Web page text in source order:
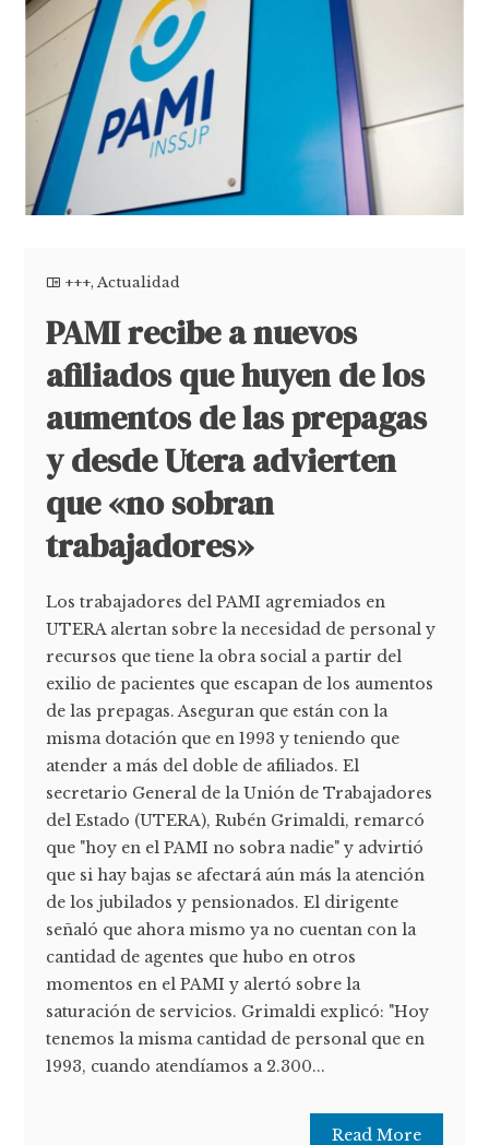
+++,Actualidad
PAMI recibe a nuevos
afiliados que huyen de los
aumentos de las prepagas
y desde Utera advierten
que «no sobran
trabajadores»
Los trabajadores del PAMI agremiados en
UTERA alertan sobre la necesidad de personal y
recursos que tiene la obra social a partir del
exilio de pacientes que escapan de los aumentos
de las prepagas. Aseguran que están con la
misma dotación que en 1993 y teniendo que
atender a más del doble de afiliados. El
secretario General de la Unión de Trabajadores
del Estado (UTERA), Rubén Grimaldi, remarcó
que "hoy en el PAMI no sobra nadie" y advirtió
que si hay bajas se afectará aún más la atención
de los jubilados y pensionados. El dirigente
señaló que ahora mismo ya no cuentan con la
cantidad de agentes que hubo en otros
momentos en el PAMI y alertó sobre la
saturación de servicios. Grimaldi explicó: "Hoy
tenemos la misma cantidad de personal que en
1993, cuando atendíamos a 2.300...
Read More